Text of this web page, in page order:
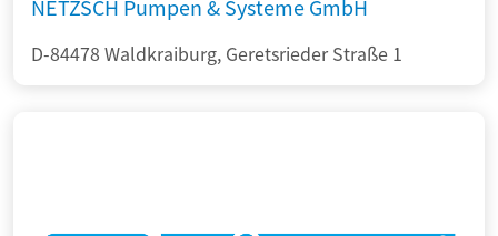
NETZSCH Pumpen & Systeme GmbH
D-84478 Waldkraiburg, Geretsrieder Straße 1